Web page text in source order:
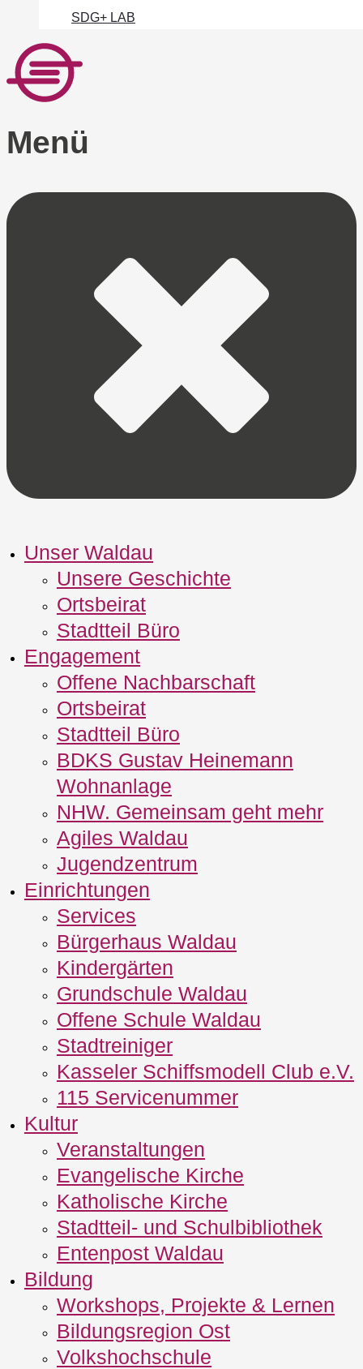
SDG+ LAB
Menü
Unser Waldau
Unsere Geschichte
Ortsbeirat
Stadtteil Büro
Engagement
Offene Nachbarschaft
Ortsbeirat
Stadtteil Büro
BDKS Gustav Heinemann
Wohnanlage
NHW. Gemeinsam geht mehr
Agiles Waldau
Jugendzentrum
Einrichtungen
Services
Bürgerhaus Waldau
Kindergärten
Grundschule Waldau
Offene Schule Waldau
Stadtreiniger
Kasseler Schiffsmodell Club e.V.
115 Servicenummer
Kultur
Veranstaltungen
Evangelische Kirche
Katholische Kirche
Stadtteil- und Schulbibliothek
Entenpost Waldau
Bildung
Workshops, Projekte & Lernen
Bildungsregion Ost
Volkshochschule